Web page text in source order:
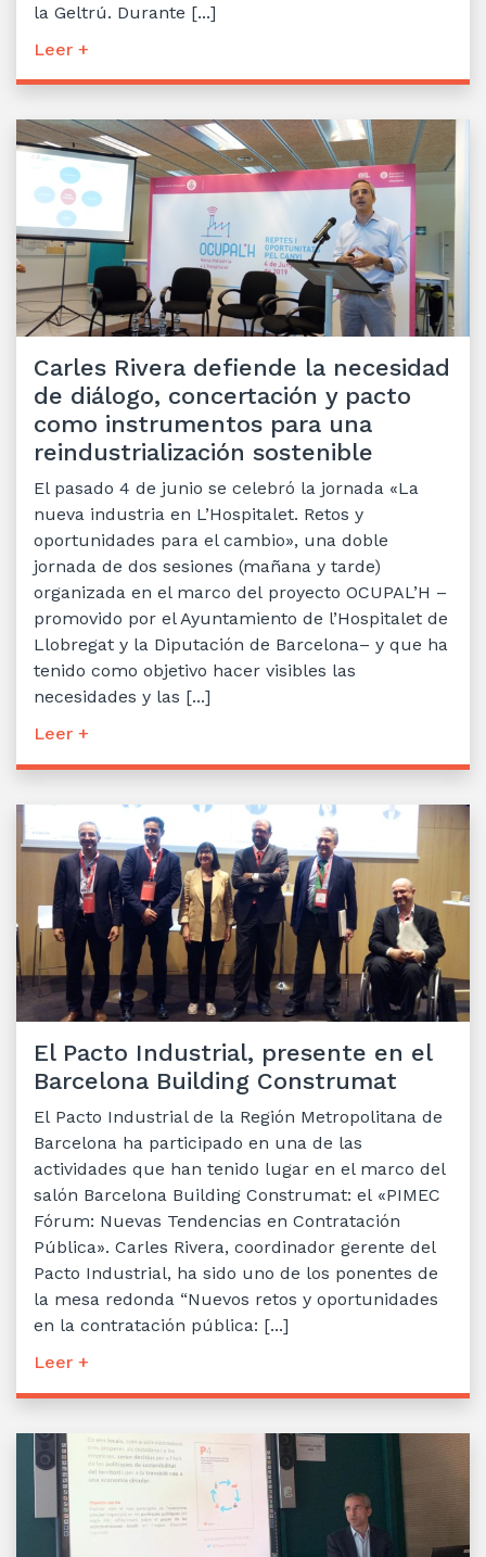
la Geltrú. Durante [...]
Leer +
Carles Rivera defiende la necesidad
de diálogo, concertación y pacto
como instrumentos para una
reindustrialización sostenible
El pasado 4 de junio se celebró la jornada «La
nueva industria en L’Hospitalet. Retos y
oportunidades para el cambio», una doble
jornada de dos sesiones (mañana y tarde)
organizada en el marco del proyecto OCUPAL’H –
promovido por el Ayuntamiento de l’Hospitalet de
Llobregat y la Diputación de Barcelona– y que ha
tenido como objetivo hacer visibles las
necesidades y las [...]
Leer +
El Pacto Industrial, presente en el
Barcelona Building Construmat
El Pacto Industrial de la Región Metropolitana de
Barcelona ha participado en una de las
actividades que han tenido lugar en el marco del
salón Barcelona Building Construmat: el «PIMEC
Fórum: Nuevas Tendencias en Contratación
Pública». Carles Rivera, coordinador gerente del
Pacto Industrial, ha sido uno de los ponentes de
la mesa redonda “Nuevos retos y oportunidades
en la contratación pública: [...]
Leer +